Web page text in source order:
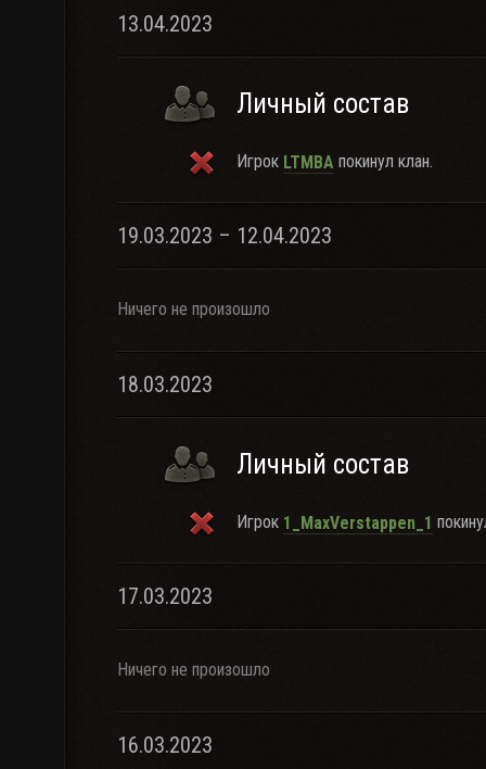
13.04.2023
Личный состав
Игрок LTMBA покинул клан.
19.03.2023 – 12.04.2023
Ничего не произошло
18.03.2023
Личный состав
Игрок 1_MaxVerstappen_1
17.03.2023
Ничего не произошло
16.03.2023